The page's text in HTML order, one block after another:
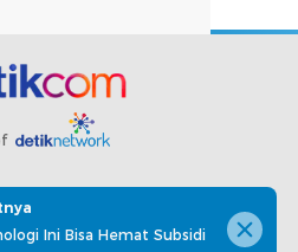
Siber Karir
Kotak Pos
Policy Disclaimer
Ini Bisa Hemat Subsidi